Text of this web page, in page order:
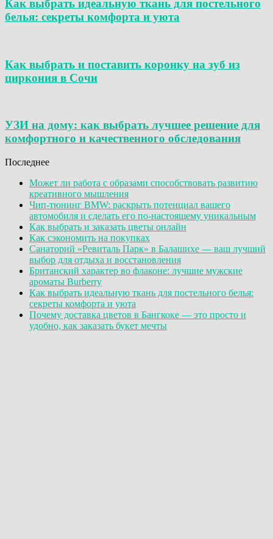
Как выбрать идеальную ткань для постельного
белья: секреты комфорта и уюта
Как выбрать и поставить коронку на зуб из
циркония в Сочи
УЗИ на дому: как выбрать лучшее решение для
комфортного и качественного обследования
Последнее
Может ли работа с образами способствовать развитию
креативного мышления
Чип-тюнинг BMW: раскрыть потенциал вашего
автомобиля и сделать его по-настоящему уникальным
Как выбрать и заказать цветы онлайн
Как сэкономить на покупках
Санаторий «Ревиталь Парк» в Балашихе — ваш лучший
выбор для отдыха и восстановления
Британский характер во флаконе: лучшие мужские
ароматы Burberry
Как выбрать идеальную ткань для постельного белья:
секреты комфорта и уюта
Почему доставка цветов в Бангкоке — это просто и
удобно, как заказать букет мечты